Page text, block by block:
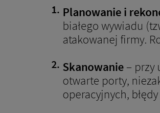
Planowanie i
białego wywiadu
atakowanej firmy.
Skanowanie– przy
otwarte porty,
operacyjnych,